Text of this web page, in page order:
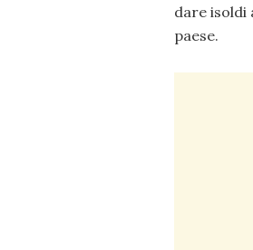
dare isoldi
paese.